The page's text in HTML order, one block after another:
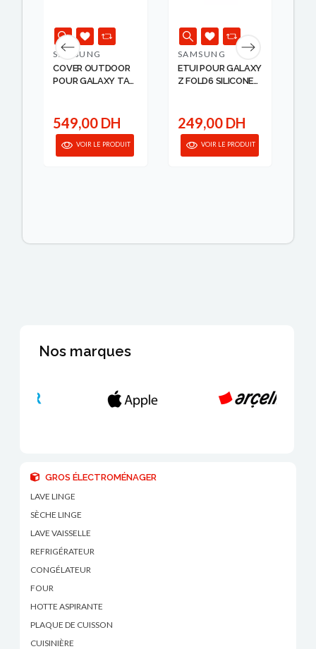
SAMSUNG
COVER OUTDOOR
POUR GALAXY TAB
549,00 DH
VOIR LE PRODUIT
SAMSUNG
ETUI POUR GALAXY
Z FOLD6 SILICONE
249,00 DH
VOIR LE PRODUIT
Nos marques
GROS ÉLECTROMÉNAGER
LAVE LINGE
SÈCHE LINGE
LAVE VAISSELLE
REFRIGÉRATEUR
CONGÉLATEUR
FOUR
HOTTE ASPIRANTE
PLAQUE DE CUISSON
CUISINIÈRE